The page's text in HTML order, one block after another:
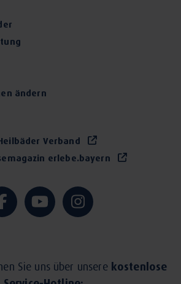
ändern
Verband
erlebe.bayern
Sie uns über unsere kostenlose